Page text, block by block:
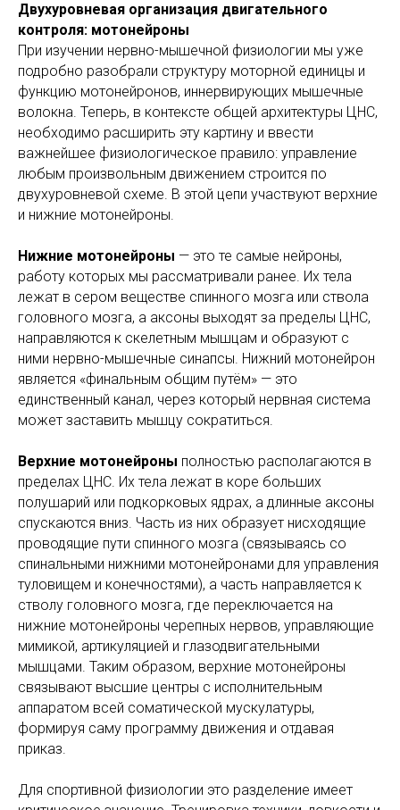
Двухуровневая организация двигательного
контроля: мотонейроны
При изучении нервно-мышечной физиологии мы уже
подробно разобрали структуру моторной единицы и
функцию мотонейронов, иннервирующих мышечные
волокна. Теперь, в контексте общей архитектуры ЦНС,
необходимо расширить эту картину и ввести
важнейшее физиологическое правило: управление
любым произвольным движением строится по
двухуровневой схеме. В этой цепи участвуют верхние
и нижние мотонейроны.
Нижние мотонейроны — это те самые нейроны,
работу которых мы рассматривали ранее. Их тела
лежат в сером веществе спинного мозга или ствола
головного мозга, а аксоны выходят за пределы ЦНС,
направляются к скелетным мышцам и образуют с
ними нервно-мышечные синапсы. Нижний мотонейрон
является «финальным общим путём» — это
единственный канал, через который нервная система
может заставить мышцу сократиться.
Верхние мотонейроны полностью располагаются в
пределах ЦНС. Их тела лежат в коре больших
полушарий или подкорковых ядрах, а длинные аксоны
спускаются вниз. Часть из них образует нисходящие
проводящие пути спинного мозга (связываясь со
спинальными нижними мотонейронами для управления
туловищем и конечностями), а часть направляется к
стволу головного мозга, где переключается на
нижние мотонейроны черепных нервов, управляющие
мимикой, артикуляцией и глазодвигательными
мышцами. Таким образом, верхние мотонейроны
связывают высшие центры с исполнительным
аппаратом всей соматической мускулатуры,
формируя саму программу движения и отдавая
приказ.
Для спортивной физиологии это разделение имеет